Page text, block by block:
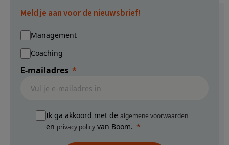
Meld je aan voor de nieuwsbrief!
Management
Coaching
E-mailadres
Ik ga akkoord met de algemene voorwaarden
en privacy policy van Boom.